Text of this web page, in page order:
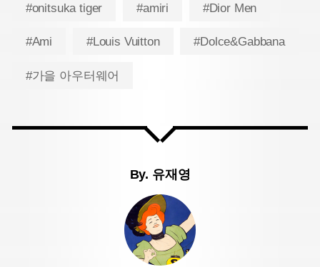
#onitsuka tiger #amiri #Dior Men
#Ami #Louis Vuitton #Dolce&Gabbana
#가을 아우터웨어
By. 유재영